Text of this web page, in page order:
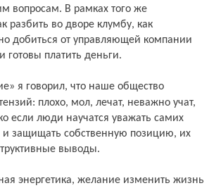
вопросам. В рамках того же
разбить во дворе клумбу, как
добиться от управляющей компании
готовы платить деньги.
плохо, мол, лечат, неважно учат,
если люди научатся уважать самих
и защищать собственную позицию, их
выводы.